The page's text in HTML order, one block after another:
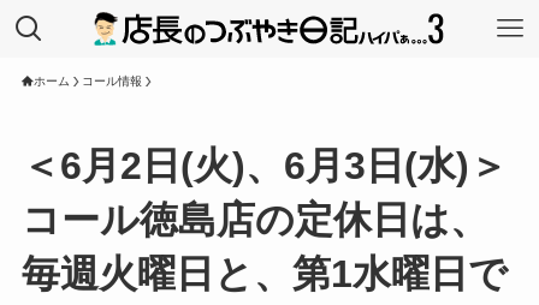
ホーム コール情報
＜6月2日(火)、6月3日(水)＞
コール徳島店の定休日は、
毎週火曜日と、第1水曜日で